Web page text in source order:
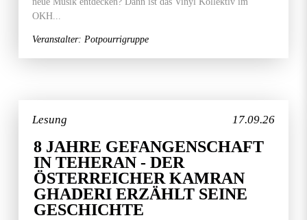
OKH...
Veranstalter: Potpourrigruppe
17.09.26
Lesung
8 JAHRE GEFANGENSCHAFT
IN TEHERAN - DER
ÖSTERREICHER KAMRAN
GHADERI ERZÄHLT SEINE
GESCHICHTE